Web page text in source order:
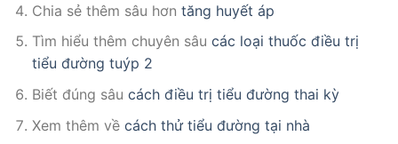
Chia sẻ thêm sâu hơn tăng huyết áp
Tìm hiểu thêm chuyên sâu các loại thuốc điều trị
tiểu đường tuýp 2
Biết đúng sâu cách điều trị tiểu đường thai kỳ
Xem thêm về cách thử tiểu đường tại nhà